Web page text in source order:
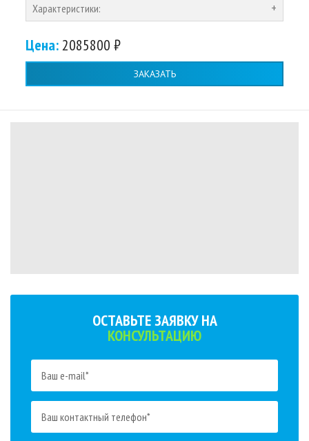
Характеристики:
Цена:2085800 ₽
ЗАКАЗАТЬ
ОСТАВЬТЕ ЗАЯВКУ НА
КОНСУЛЬТАЦИЮ